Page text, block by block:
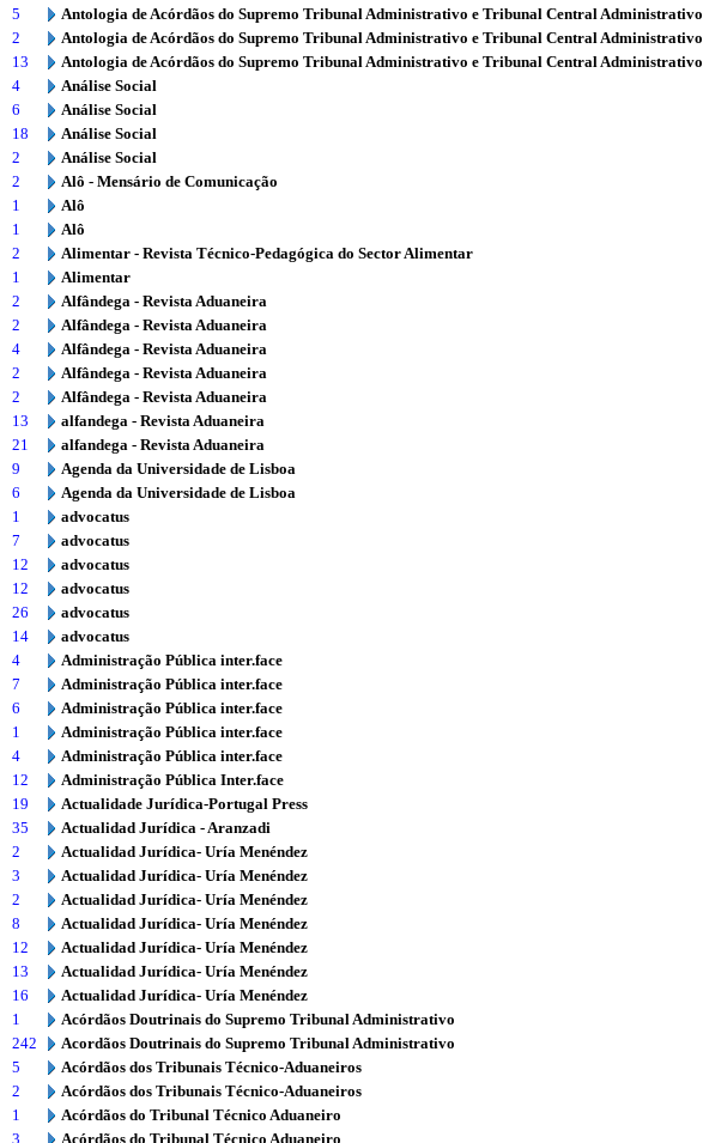
5
Antologia de Acórdãos do Supremo Tribunal Administrativo e Tribunal Central Administrativo
2
Antologia de Acórdãos do Supremo Tribunal Administrativo e Tribunal Central Administrativo
13
Antologia de Acórdãos do Supremo Tribunal Administrativo e Tribunal Central Administrativo
4
Análise Social
6
Análise Social
18
Análise Social
2
Análise Social
2
Alô - Mensário de Comunicação
1
Alô
1
Alô
2
Alimentar - Revista Técnico-Pedagógica do Sector Alimentar
1
Alimentar
2
Alfândega - Revista Aduaneira
2
Alfândega - Revista Aduaneira
4
Alfândega - Revista Aduaneira
2
Alfândega - Revista Aduaneira
2
Alfândega - Revista Aduaneira
13
alfandega - Revista Aduaneira
21
alfandega - Revista Aduaneira
9
Agenda da Universidade de Lisboa
6
Agenda da Universidade de Lisboa
1
advocatus
7
advocatus
12
advocatus
12
advocatus
26
advocatus
14
advocatus
4
Administração Pública inter.face
7
Administração Pública inter.face
6
Administração Pública inter.face
1
Administração Pública inter.face
4
Administração Pública inter.face
12
Administração Pública Inter.face
19
Actualidade Jurídica-Portugal Press
35
Actualidad Jurídica - Aranzadi
2
Actualidad Jurídica- Uría Menéndez
3
Actualidad Jurídica- Uría Menéndez
2
Actualidad Jurídica- Uría Menéndez
8
Actualidad Jurídica- Uría Menéndez
12
Actualidad Jurídica- Uría Menéndez
13
Actualidad Jurídica- Uría Menéndez
16
Actualidad Jurídica- Uría Menéndez
1
Acórdãos Doutrinais do Supremo Tribunal Administrativo
242
Acordãos Doutrinais do Supremo Tribunal Administrativo
5
Acórdãos dos Tribunais Técnico-Aduaneiros
2
Acórdãos dos Tribunais Técnico-Aduaneiros
1
Acórdãos do Tribunal Técnico Aduaneiro
3
Acórdãos do Tribunal Técnico Aduaneiro